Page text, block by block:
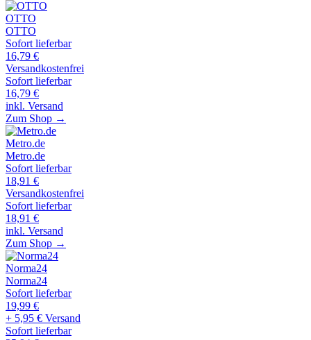
OTTO
OTTO
Sofort lieferbar
16,79 €
Versandkostenfrei
Sofort lieferbar
16,79 €
inkl. Versand
Zum Shop →
Metro.de
Metro.de
Sofort lieferbar
18,91 €
Versandkostenfrei
Sofort lieferbar
18,91 €
inkl. Versand
Zum Shop →
Norma24
Norma24
Sofort lieferbar
19,99 €
+ 5,95 € Versand
Sofort lieferbar